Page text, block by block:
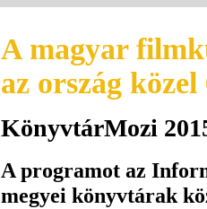
A magyar
az ország
KönyvtárMozi
A programot az
megyei könyvtárak